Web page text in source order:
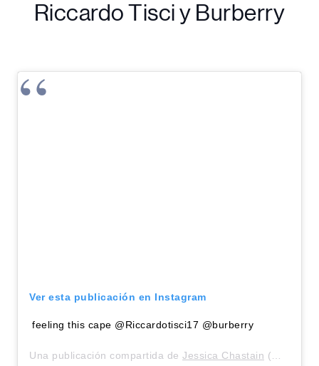
Riccardo Tisci y Burberry
Ver esta publicación en Instagram
feeling this cape @Riccardotisci17 @burberry
Una publicación compartida de Jessica Chastain (@jessicachastain) el